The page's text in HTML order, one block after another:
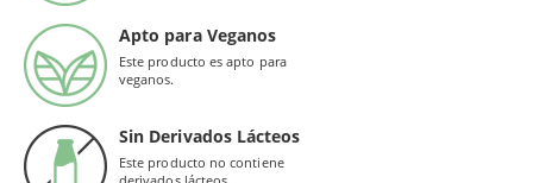
Apto para Veganos
Este producto es apto para
veganos.
Sin Derivados Lácteos
Este producto no contiene